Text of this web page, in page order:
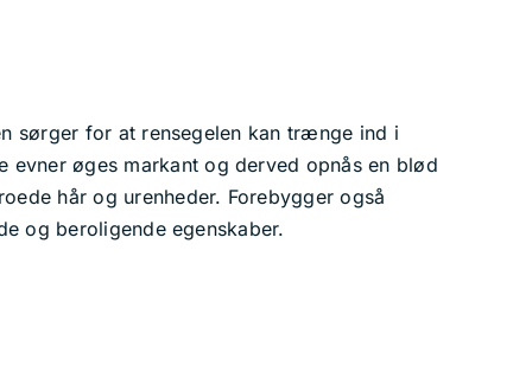
sørger for at rensegelen kan trænge ind i
øges markant og derved opnås en blød
hår og urenheder. Forebygger også
og beroligende egenskaber.